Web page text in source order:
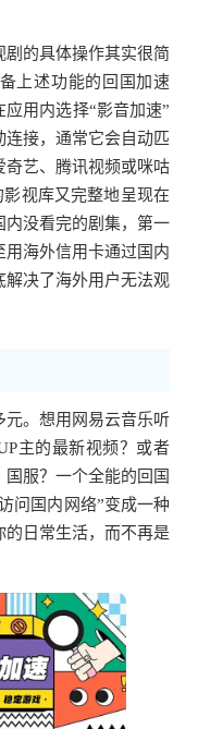
的具体操作其实很简
上述功能的回国加速
应用内选择“影音加速”
接，通常它会自动匹
艺、腾讯视频或咪咕
视库又完整地呈现在
内没看完的剧集，第一
海外信用卡通过国内
决了海外用户无法观
元。想用网易云音乐听
主的最新视频？或者
服？一个全能的回国
问国内网络”变成一种
日常生活，而不再是